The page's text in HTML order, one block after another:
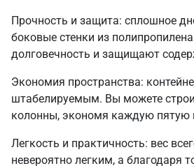
Прочность и защита: сплошное
боковые стенки из
долговечность и защищают
Экономия пространства:
штабелируемым. Вы можете
колонны, экономя каждую пятую
Легкость и практичность: вес
невероятно легким, а благодаря